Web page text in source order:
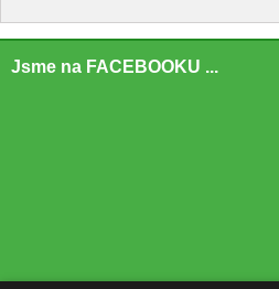
Jsme na FACEBOOKU ...